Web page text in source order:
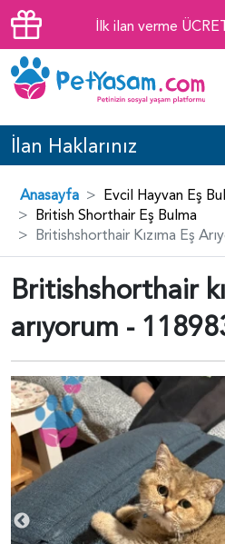
İlk ilan verme
İlan Haklarınız
Anasayfa Evcil Hayvan Eş
British Shorthair Eş Bulma
Britishshorthair Kızıma Eş
Britishshorthair
arıyorum -